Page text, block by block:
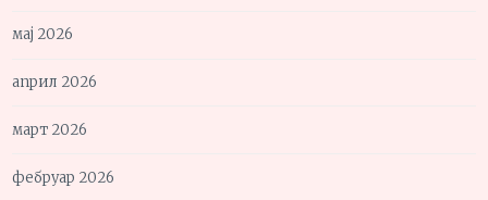
мај 2026
април 2026
март 2026
фебруар 2026